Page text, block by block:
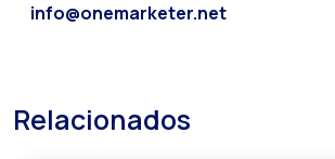
info@onemarketer.net
Relacionados